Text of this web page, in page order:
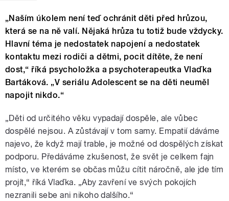
„Naším úkolem není teď ochránit děti před hrůzou,
která se na ně valí. Nějaká hrůza tu totiž bude vždycky.
Hlavní téma je nedostatek napojení a nedostatek
kontaktu mezi rodiči a dětmi, pocit dítěte, že není
dost,“ říká psycholožka a psychoterapeutka Vlaďka
Bartáková. „V seriálu Adolescent se na děti neuměl
napojit nikdo.“
„Děti od určitého věku vypadají dospěle, ale vůbec
dospělé nejsou. A zůstávají v tom samy. Empatií dáváme
najevo, že když mají trable, je možné od dospělých získat
podporu. Předáváme zkušenost, že svět je celkem fajn
místo, ve kterém se občas můžu cítit náročně, ale jde tím
projít,“ říká Vlaďka. „Aby zavření ve svých pokojích
nezranili sebe ani nikoho dalšího.“